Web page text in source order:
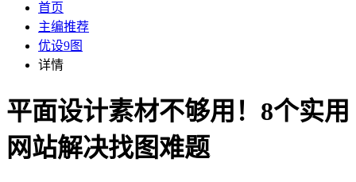
首页
主编推荐
优设9图
详情
平面设计素材不够用！8个实用
网站解决找图难题